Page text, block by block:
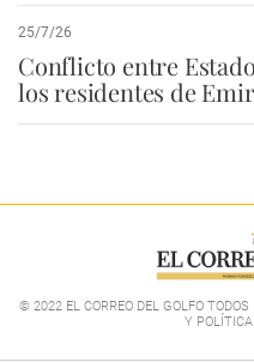
25/7/26
Conflicto entre
los residentes de
© 2022 EL CORREO DEL GOLFO
Y